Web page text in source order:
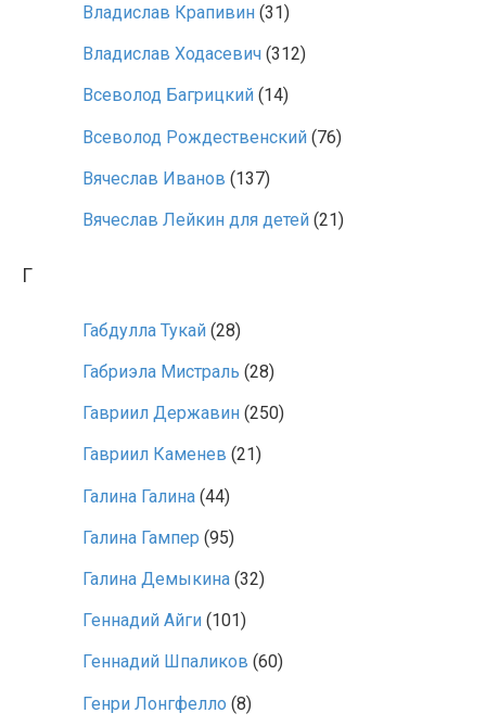
Владислав Крапивин (31)
Владислав Ходасевич (312)
Всеволод Багрицкий (14)
Всеволод Рождественский (76)
Вячеслав Иванов (137)
Вячеслав Лейкин для детей (21)
Г
Габдулла Тукай (28)
Габриэла Мистраль (28)
Гавриил Державин (250)
Гавриил Каменев (21)
Галина Галина (44)
Галина Гампер (95)
Галина Демыкина (32)
Геннадий Айги (101)
Геннадий Шпаликов (60)
Генри Лонгфелло (8)